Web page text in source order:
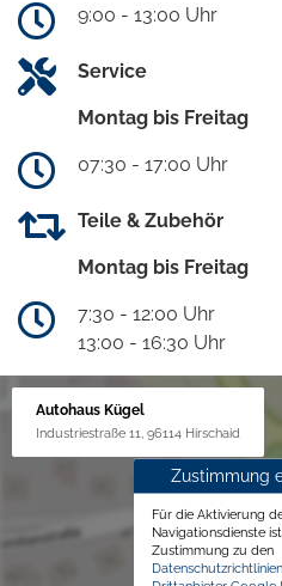
9:00 - 13:00 Uhr
Service
Montag bis Freitag
07:30 - 17:00 Uhr
Teile & Zubehör
Montag bis Freitag
7:30 - 12:00 Uhr
13:00 - 16:30 Uhr
Autohaus Kügel
Industriestraße 11, 96114 Hirschaid
Zustimmung
Für die Aktivierung
Navigationsdienste
Zustimmung zu den